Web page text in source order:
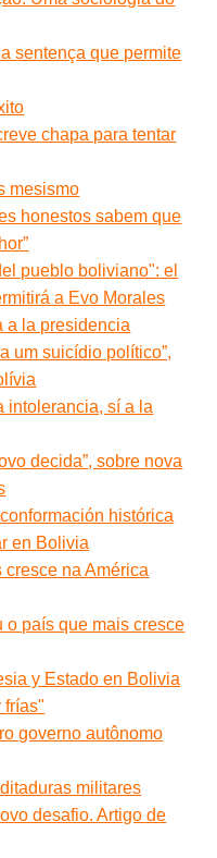
sentença que permite
chapa para tentar
mesismo
honestos sabem que
pueblo boliviano": el
a Evo Morales
a la presidencia
um suicídio político”,
intolerancia, sí a la
decida”, sobre nova
histórica
en Bolivia
na América
o país que mais cresce
y Estado en Bolivia
frías"
governo autônomo
militares
desafio. Artigo de